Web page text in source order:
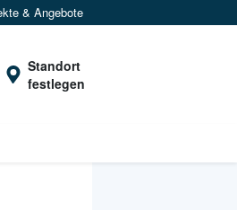
& Angebote
Standort
festlegen